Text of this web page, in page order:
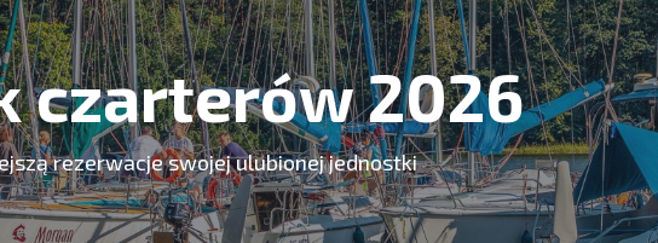
czarterów 2026
rezerwacje swojej ulubionej jednostki